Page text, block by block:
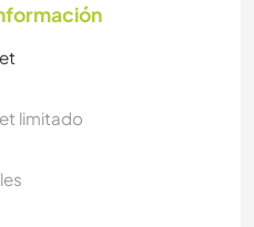
limitado